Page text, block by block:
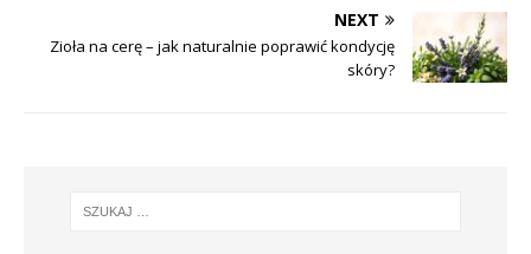
NEXT
Zioła na cerę – jak naturalnie poprawić kondycję
skóry?